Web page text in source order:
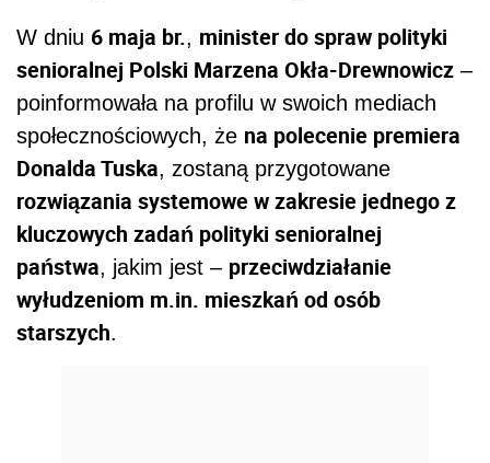
W dniu 6 maja br., minister do spraw polityki
senioralnej Polski Marzena Okła-Drewnowicz –
poinformowała na profilu w swoich mediach
społecznościowych, że na polecenie premiera
Donalda Tuska, zostaną przygotowane
rozwiązania systemowe w zakresie jednego z
kluczowych zadań polityki senioralnej
państwa, jakim jest – przeciwdziałanie
wyłudzeniom m.in. mieszkań od osób
starszych.